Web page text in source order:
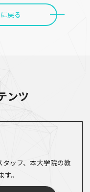
戻る
ンツ
ッフ、本大学院の教
。